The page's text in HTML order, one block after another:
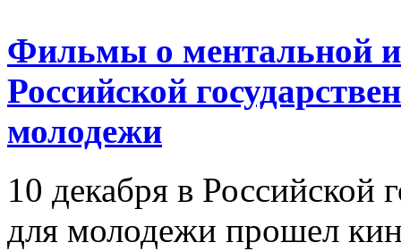
Фильмы о ментальной
Российской
молодежи
10 декабря в Российской
для молодежи прошел